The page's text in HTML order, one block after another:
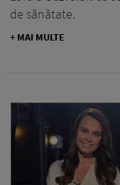
de sănătate.
+ MAI MULTE